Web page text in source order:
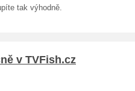
tak výhodně.
v TVFish.cz